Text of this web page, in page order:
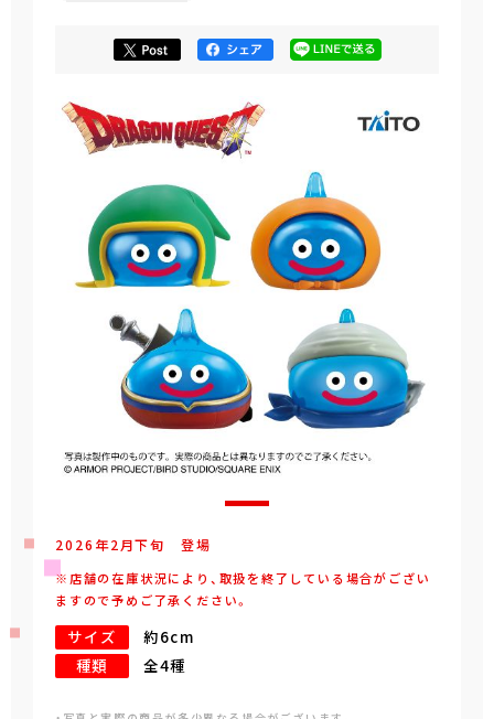
2026年2月下旬 登場
※店舗の在庫状況により、取扱を終了している場合がござい
ますので予めご了承ください。
サイズ
約6cm
種類
全4種